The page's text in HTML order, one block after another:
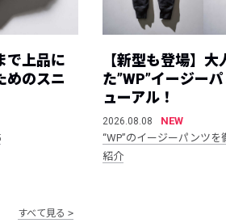
で上品に
めのスニ
【新型も登場】大
た”WP”イージー
ューアル！
2026.08.08
NEW
“WP”のイージーパンツ
紹介
すべて見る